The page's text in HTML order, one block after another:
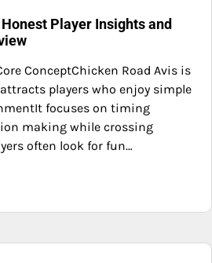
Player Insights and
ConceptChicken Road Avis is
players who enjoy simple
focuses on timing
making while crossing
often look for fun…